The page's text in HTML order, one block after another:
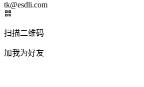
tk@esdli.com
扫描二维码
加我为好友